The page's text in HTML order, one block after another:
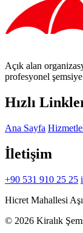
Açık alan
profesyonel
Hızlı
Ana Sayfa
İletişim
+90 531 910 25 25
Hicret Mahallesi
© 2026 Kiralık